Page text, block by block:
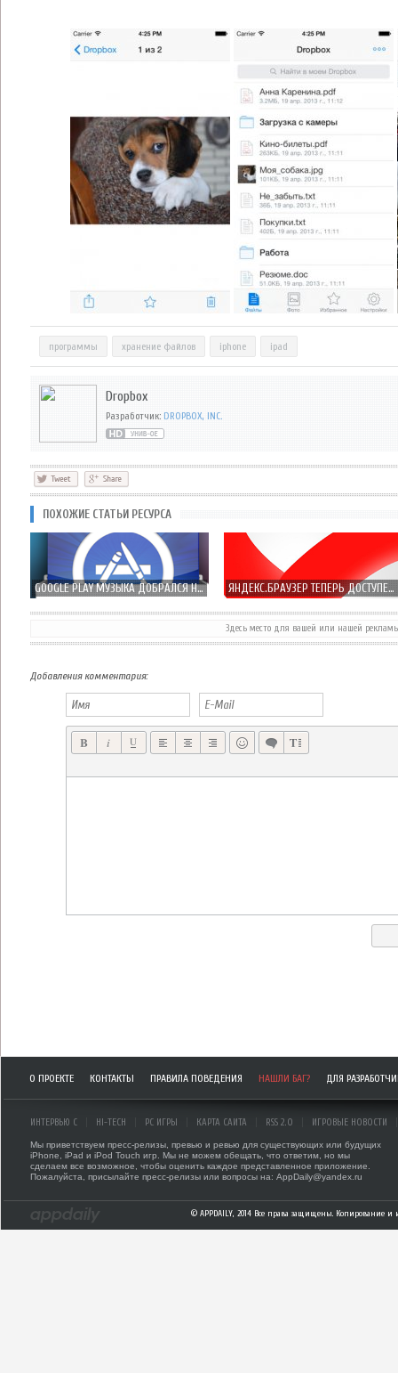
программы хранение файлов iphone ipad
Dropbox
Разработчик: DROPBOX, INC.
ПОХОЖИЕ СТАТЬИ РЕСУРСА
GOOGLE PLAY МУЗЫКА ДОБРАЛСЯ НА IPHONE И IPAD УСТРОЙСТВА ЯНДЕКС.БРАУЗЕР ТЕПЕРЬ ДОСТУПЕН И НА IPHONE
Здесь место для вашей или нашей
Добавления комментария:
О ПРОЕКТЕ КОНТАКТЫ ПРАВИЛА ПОВЕДЕНИЯ НАШЛИ БАГ? ДЛЯ
ИНТЕРВЬЮ С HI-TECH PC ИГРЫ КАРТА САЙТА RSS 2.0 ИГРОВЫЕ НОВОСТИ
Мы приветствуем пресс-релизы, превью и ревью для существующих или будущих
iPhone, iPad и iPod Touch игр. Мы не можем обещать, что ответим, но мы
сделаем все возможное, чтобы оценить каждое представленное приложение.
Пожалуйста, присылайте пресс-релизы или вопросы на: AppDaily@yandex.ru
© APPDAILY, 2014 Все права защищены. Копирование и